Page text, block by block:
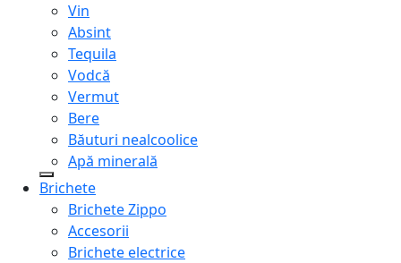
Vin
Absint
Tequila
Vodcă
Vermut
Bere
Băuturi nealcoolice
Apă minerală
Brichete
Brichete Zippo
Accesorii
Brichete electrice